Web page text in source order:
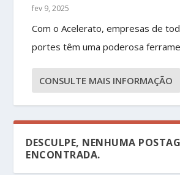
fev 9, 2025
Com o Acelerato, empresas de
portes têm uma poderosa
CONSULTE MAIS INFORMAÇÃO
DESCULPE, NENHUMA
ENCONTRADA.